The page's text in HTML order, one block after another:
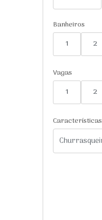
Banheiros
1
2
Vagas
1
2
Características